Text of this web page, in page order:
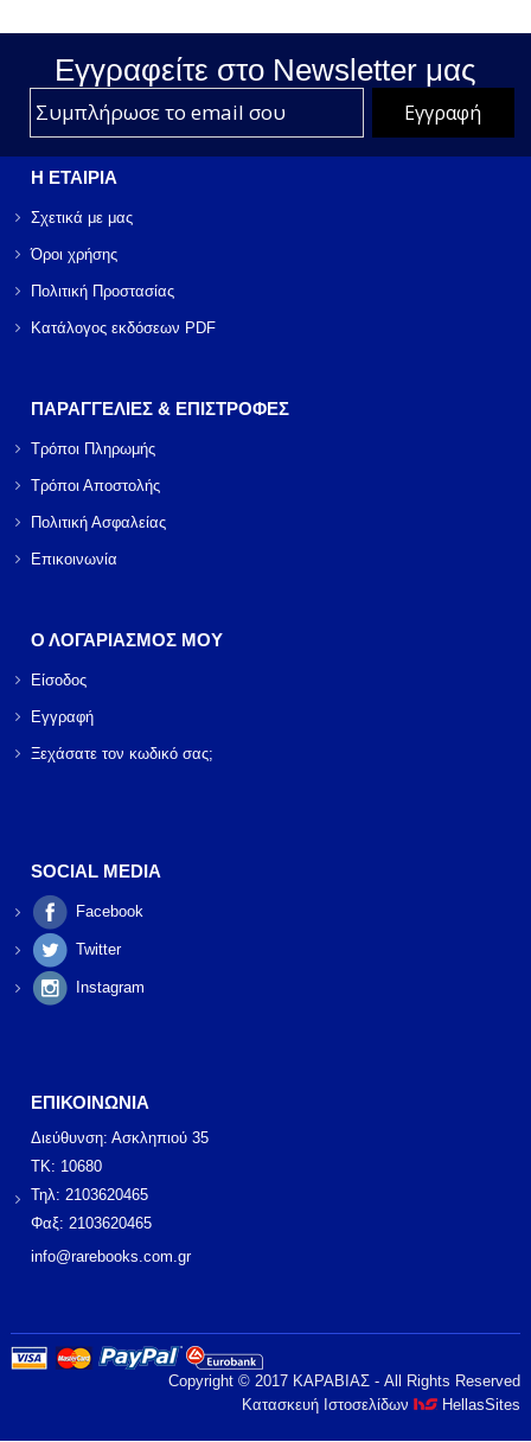
Εγγραφείτε στο Νewsletter μας
Η ΕΤΑΙΡΙΑ
Σχετικά με μας
Όροι χρήσης
Πολιτική Προστασίας
Κατάλογος εκδόσεων PDF
ΠΑΡΑΓΓΕΛΙΕΣ & ΕΠΙΣΤΡΟΦΕΣ
Τρόποι Πληρωμής
Τρόποι Αποστολής
Πολιτική Ασφαλείας
Επικοινωνία
Ο ΛΟΓΑΡΙΑΣΜΟΣ ΜΟΥ
Είσοδος
Εγγραφή
Ξεχάσατε τον κωδικό σας;
SOCIAL MEDIA
Facebook
Twitter
Instagram
ΕΠΙΚΟΙΝΩΝΙΑ
Διεύθυνση: Ασκληπιού 35
ΤΚ: 10680
Τηλ: 2103620465
Φαξ: 2103620465
info@rarebooks.com.gr
Copyright © 2017 ΚΑΡΑΒΙΑΣ - All Rights Reserved
Κατασκευή Ιστοσελίδων
HellasSites